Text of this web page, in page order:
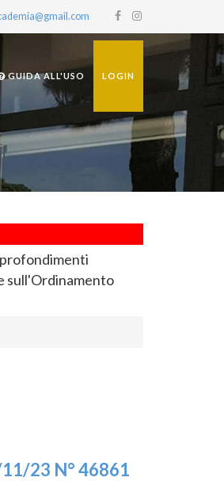
GUIDA ALL'USO LOGIN
sull'Ordinamento
11/23 N° 46861